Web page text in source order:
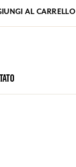
AL CARRELLO